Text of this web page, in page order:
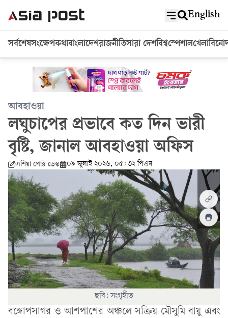
English
সর্বশেষসংক্ষেপকথাবাংলাদেশরাজনীতিসারা দেশবিশ্বস্পেশালখেলা
আবহাওয়া
লঘুচাপের প্রভাবে কত দিন ভারী
বৃষ্টি, জানাল আবহাওয়া অফিস
এশিয়া পোস্ট ডেস্ক ০৯ জুলাই ২০২৬, ০৫: ৩২ পিএম
ছবি: সংগৃহীত
বঙ্গোপসাগর ও আশপাশের অঞ্চলে সক্রিয় মৌসুমি বায়ু এবং